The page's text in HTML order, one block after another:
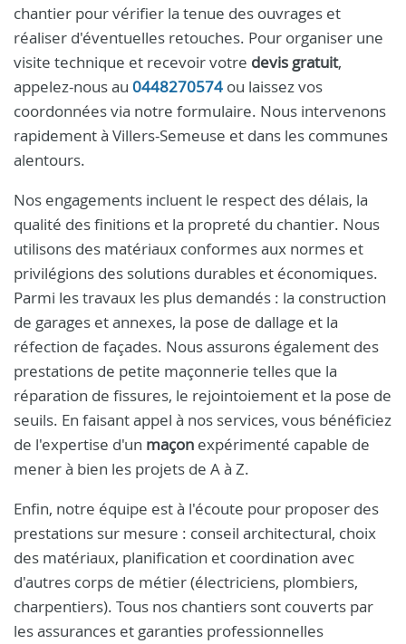
chantier pour vérifier la tenue des ouvrages et
réaliser d'éventuelles retouches. Pour organiser une
visite technique et recevoir votre devis gratuit,
appelez-nous au 0448270574 ou laissez vos
coordonnées via notre formulaire. Nous intervenons
rapidement à Villers-Semeuse et dans les communes
alentours.
Nos engagements incluent le respect des délais, la
qualité des finitions et la propreté du chantier. Nous
utilisons des matériaux conformes aux normes et
privilégions des solutions durables et économiques.
Parmi les travaux les plus demandés : la construction
de garages et annexes, la pose de dallage et la
réfection de façades. Nous assurons également des
prestations de petite maçonnerie telles que la
réparation de fissures, le rejointoiement et la pose de
seuils. En faisant appel à nos services, vous bénéficiez
de l'expertise d'un maçon expérimenté capable de
mener à bien les projets de A à Z.
Enfin, notre équipe est à l'écoute pour proposer des
prestations sur mesure : conseil architectural, choix
des matériaux, planification et coordination avec
d'autres corps de métier (électriciens, plombiers,
charpentiers). Tous nos chantiers sont couverts par
les assurances et garanties professionnelles